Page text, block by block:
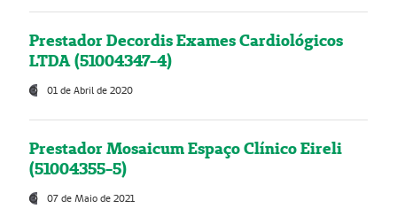
Prestador Decordis Exames Cardiológicos
LTDA (51004347-4)
01 de Abril de 2020
Prestador Mosaicum Espaço Clínico Eireli
(51004355-5)
07 de Maio de 2021